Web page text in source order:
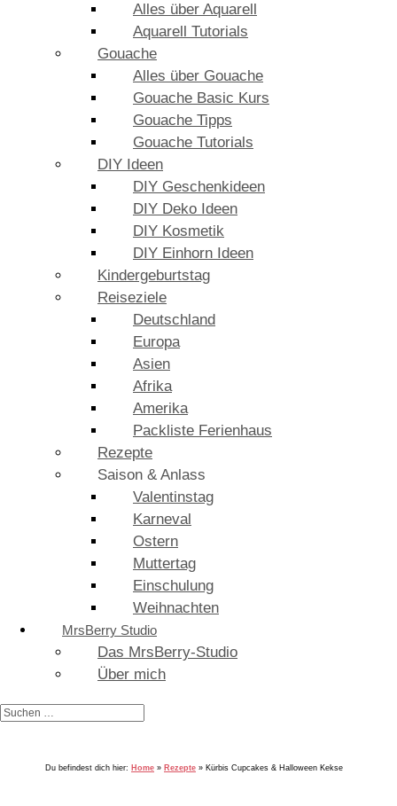
Alles über Aquarell
Aquarell Tutorials
Gouache
Alles über Gouache
Gouache Basic Kurs
Gouache Tipps
Gouache Tutorials
DIY Ideen
DIY Geschenkideen
DIY Deko Ideen
DIY Kosmetik
DIY Einhorn Ideen
Kindergeburtstag
Reiseziele
Deutschland
Europa
Asien
Afrika
Amerika
Packliste Ferienhaus
Rezepte
Saison & Anlass
Valentinstag
Karneval
Ostern
Muttertag
Einschulung
Weihnachten
MrsBerry Studio
Das MrsBerry-Studio
Über mich
Du befindest dich hier: Home » Rezepte » Kürbis Cupcakes & Halloween Kekse